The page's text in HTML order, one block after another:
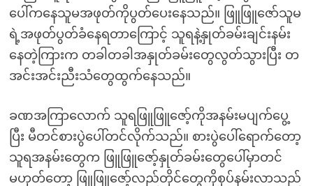
ပေါ်ကနေသူမအဖုတ်ကိုပွတ်ပေးနေသည်။ ဖြူဖြူဇော်သူမ
ရဲ့အဖုတ်ပွတ်ခံနေရတာကြောင့် သူရနဲ့နှုတ်ခမ်းချင်းနမ်း
နေတဲ့ကြားက တခါတခါအနှုတ်ခမ်းတွေလွတ်သွားပြီး တ
အင်းအင်းညီးသံတွေထွက်နေသည်။
ခဏအကြာလောက် သူရဖြူဖြူဇော့်ကိုအနမ်းမပျက်ပွေ့
ပြီး မီတင်စားပွဲပေါ်တင်လိုက်သည်။ စားပွဲပေါ်ရောက်တော့
သူရအနမ်းတွေက ဖြူဖြူဇော့်နှုတ်ခမ်းတွေပေါ်မှာတင်
မဟုတ်တော့ ဖြူဖြူဇော့်လည်တိုင်တွေကိုစုပ်နမ်းလာသည်